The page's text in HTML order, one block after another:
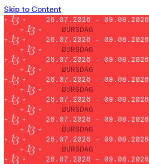
Skip to Content
26.07.2026 – 09.08.2026
BURSDAG
26.07.2026 – 09.08.2026
BURSDAG
26.07.2026 – 09.08.2026
BURSDAG
26.07.2026 – 09.08.2026
BURSDAG
26.07.2026 – 09.08.2026
BURSDAG
26.07.2026 – 09.08.2026
BURSDAG
26.07.2026 – 09.08.2026
BURSDAG
26.07.2026 – 09.08.2026